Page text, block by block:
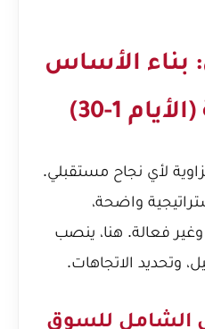
بناء الأساس
1-30)
لأي نجاح مستقبلي.
واضحة،
فعالة. هنا، ينصب
وتحديد الاتجاهات.
الشامل للسوق